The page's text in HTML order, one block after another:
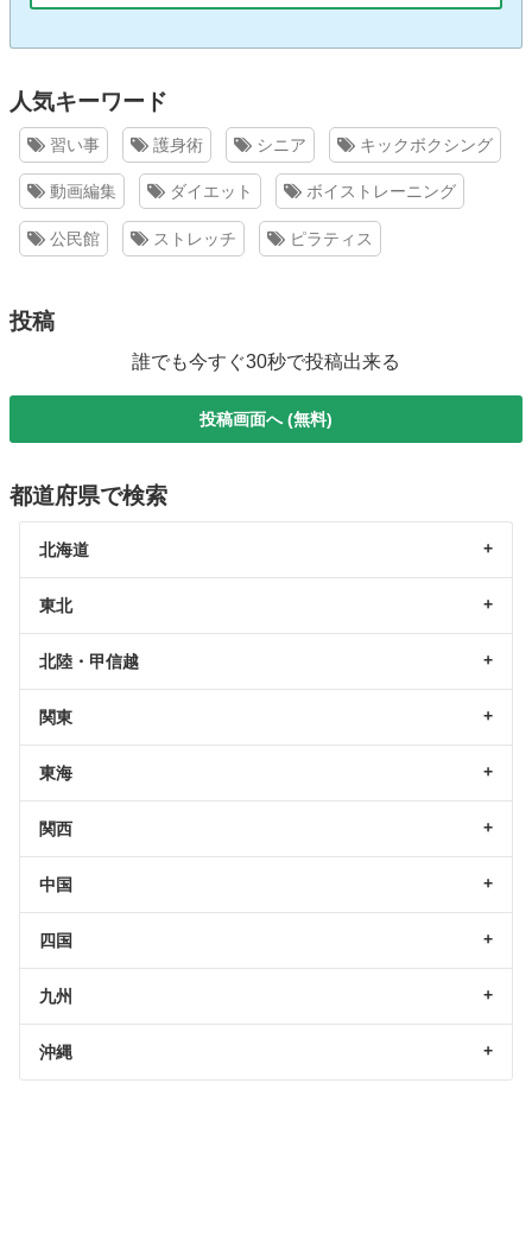
人気キーワード
習い事 護身術 シニア キックボクシング
動画編集 ダイエット ボイストレーニング
公民館 ストレッチ ピラティス
投稿
誰でも今すぐ30秒で投稿出来る
投稿画面へ (無料)
都道府県で検索
北海道
東北
北陸・甲信越
関東
東海
関西
中国
四国
九州
沖縄